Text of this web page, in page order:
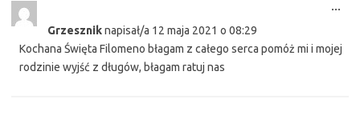
Grzeszniknapisał/a 12 maja 2021 o 08:29
Kochana Święta Filomeno błagam z całego serca pomóż mi i mojej
rodzinie wyjść z długów, błagam ratuj nas
...